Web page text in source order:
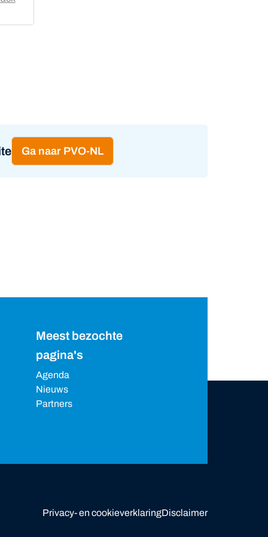
Ga naar PVO-NL
Meest bezochte
pagina's
Agenda
Nieuws
Partners
Privacy- en cookieverklaringDisclaimer